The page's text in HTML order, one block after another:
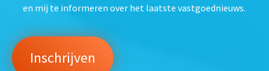
en mij te informeren over het laatste vastgoednieuws.